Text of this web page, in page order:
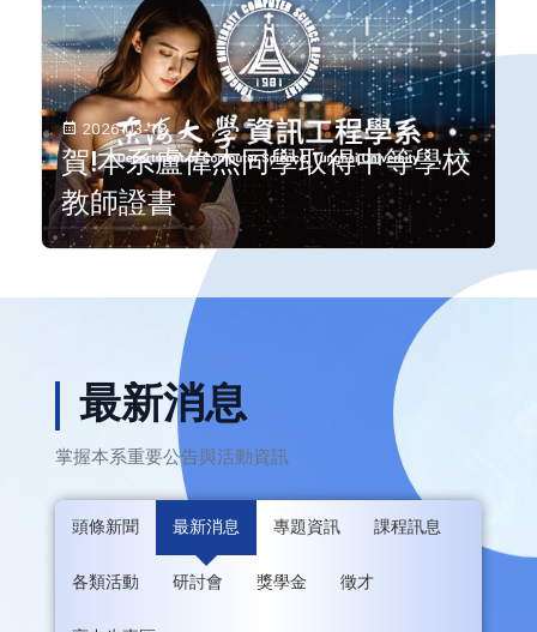
2026-03-18
賀!本系盧偉杰同學取得中等學校
教師證書
最新消息
掌握本系重要公告與活動資訊
頭條新聞 最新消息 專題資訊 課程訊息
各類活動 研討會 獎學金 徵才